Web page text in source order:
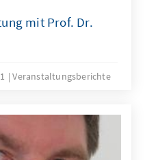
mit Prof. Dr.
Veranstaltungsberichte